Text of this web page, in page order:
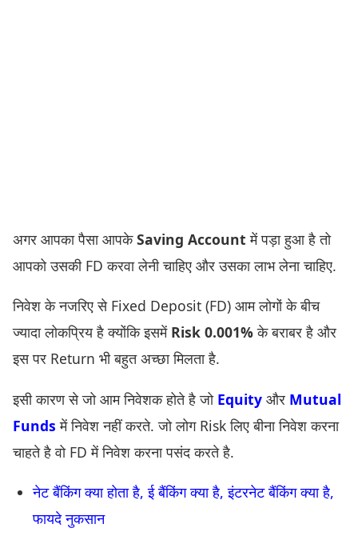
अगर आपका पैसा आपकेSaving Account में पड़ा हुआ है तो
आपको उसकी FD करवा लेनी चाहिए और उसका लाभ लेना चाहिए.
निवेश के नजरिए से Fixed Deposit (FD) आम लोगों के बीच
ज्यादा लोकप्रिय है क्योंकि इसमें Risk 0.001%के बराबर है और
इस पर Return भी बहुत अच्छा मिलता है.
इसी कारण से जो आम निवेशक होते है जो Equity और Mutual
Funds में निवेश नहीं करते. जो लोग Risk लिए बीना निवेश करना
चाहते है वो FD में निवेश करना पसंद करते है.
नेट बैंकिंग क्या होता है, ई बैंकिंग क्या है, इंटरनेट बैंकिंग क्या है,
फायदे नुकसान